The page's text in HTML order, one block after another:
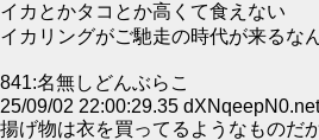
イカとかタコとか高くて食えない
イカリングがご馳走の時代が来るな
841:名無しどんぶらこ
25/09/02 22:00:29.35 dXNqeepN0.net
揚げ物は衣を買ってるようなものだ